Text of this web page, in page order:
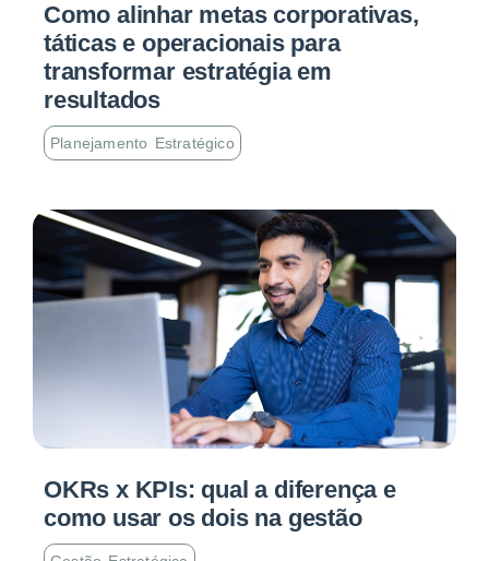
Como alinhar metas corporativas,
táticas e operacionais para
transformar estratégia em
resultados
Planejamento Estratégico
OKRs x KPIs: qual a diferença e
como usar os dois na gestão